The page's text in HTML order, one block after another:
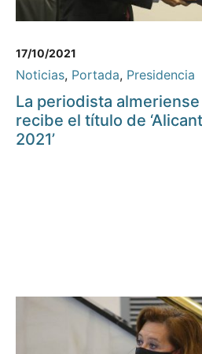
17/10/2021
Noticias, Portada, Presidencia
La periodista
recibe el título de
2021’